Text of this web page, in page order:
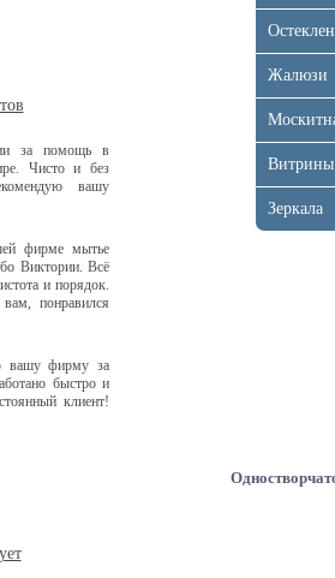
Жалюзи
Витрины
Зеркала
за помощь в
Чисто и без
вашу
фирме мытье
Виктории. Всё
и порядок.
понравился
вашу фирму за
быстро и
клиент!